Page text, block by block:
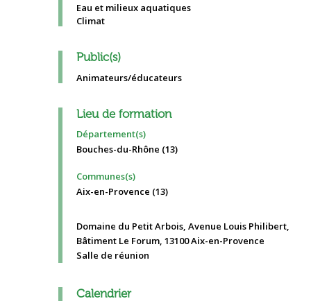
Eau et milieux aquatiques
Climat
Public(s)
Animateurs/éducateurs
Lieu de formation
Département(s)
Bouches-du-Rhône (13)
Communes(s)
Aix-en-Provence (13)
Domaine du Petit Arbois, Avenue Louis Philibert,
Bâtiment Le Forum, 13100 Aix-en-Provence
Salle de réunion
Calendrier